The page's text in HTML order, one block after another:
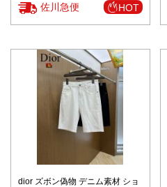
佐川急便 HOT
dior ズボン偽物 デニム素材 ショ